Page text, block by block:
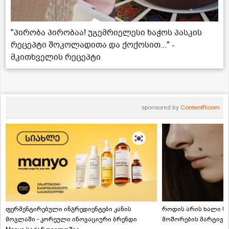
"პირობა პირობაა! უგემრიელესი ხაჭოს პასკის
რეცეპტი შოკოლადითა და ქოქოსით..." -
მკითხველის რეცეპტი
sponsored by ContentRoom
ფერმენტირებული ინგრედიენტები კანის
მოვლაში - კორეული ინოვაციური ბრენდი
როდის არის ხალი
მოშორების